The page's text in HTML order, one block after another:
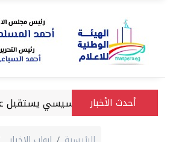
أحدث الأخبار
الرئيس السيسي يستقبل عاهل